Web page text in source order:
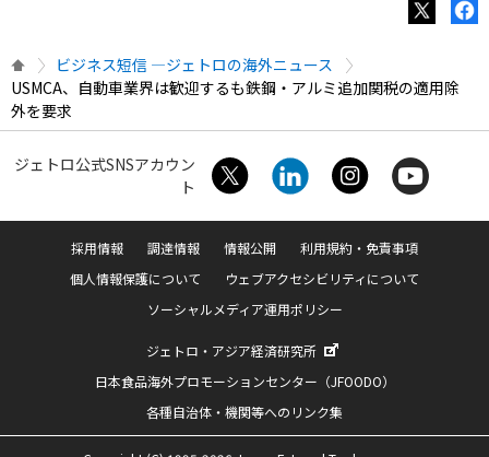
ビジネス短信 ―ジェトロの海外ニュース
USMCA、自動車業界は歓迎するも鉄鋼・アルミ追加関税の適用除
外を要求
ジェトロ公式SNSアカウン
ト
採用情報 調達情報 情報公開
利用規約・免責事項
個人情報保護について
ウェブアクセシビリティについて
ソーシャルメディア運用ポリシー
ジェトロ・アジア経済研究所
日本食品海外プロモーションセンター（JFOODO）
各種自治体・機関等へのリンク集